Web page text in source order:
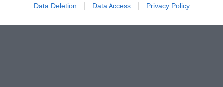
Data Deletion Data Access Privacy Policy